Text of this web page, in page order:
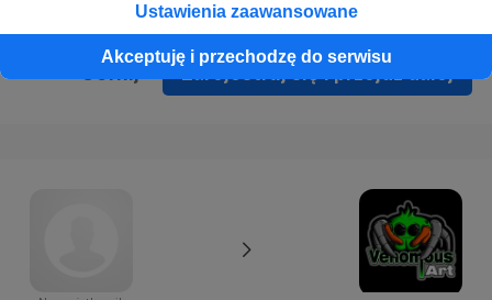
Ustawienia zaawansowane
Akceptuję i przechodzę do serwisu
Zarejestruj się i przejdź dalej